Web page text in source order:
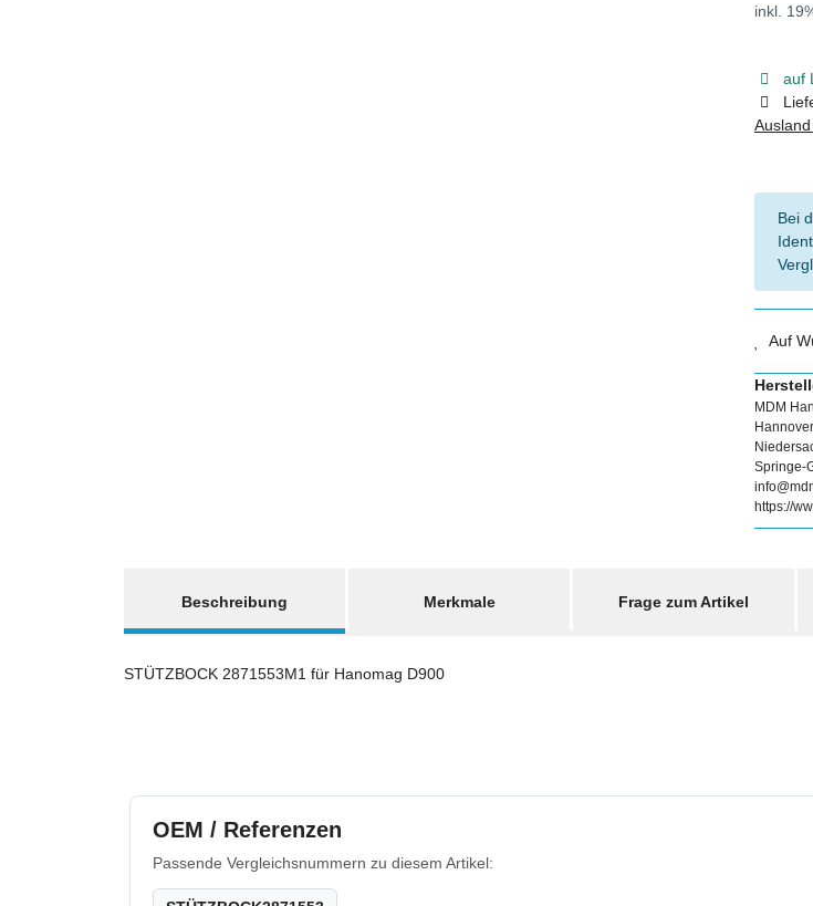
inkl.
auf
Bei
Auf
MDM
Springe-
https://
Beschreibung
Merkmale Frage zum Artikel
STÜTZBOCK 2871553M1 für Hanomag D900
OEM / Referenzen
Passende Vergleichsnummern zu diesem Artikel: